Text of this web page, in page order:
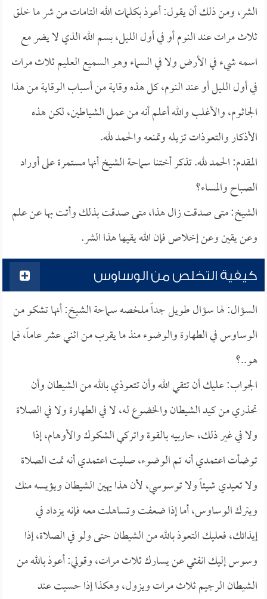
الشر، ومن ذلك أن يقول: أعوذ بكلمات الله التامات من شر ما خلق
ثلاث مرات عند النوم أو في أول الليل، بسم الله الذي لا يضر مع
اسمه شيء في الأرض ولا في السماء وهو السميع العليم ثلاث مرات
في أول الليل أو عند النوم، كل هذه وقاية من أسباب الوقاية من هذا
الجاثوم، والأغلب والله أعلم أنه من عمل الشياطين، لكن هذه
الأذكار والتعوذات تزيله وتمنعه والحمد لله.
المقدم: الحمد لله. تذكر أختنا سماحة الشيخ أنها مستمرة على أوراد
الصباح والمساء؟
الشيخ: متى صدقت زال هذا، متى صدقت بذلك وأتت بها عن علم
وعن يقين وعن إخلاص فإن الله يقيها هذا الشر.
كيفية التخلص من الوساوس
السؤال: لها سؤال طويل جداً ملخصه سماحة الشيخ: أنها تشكو من
الوساوس في الطهارة والوضوء منذ ما يقرب من اثني عشر عاماً، فما
هو..؟
الجواب: عليك أن تتقي الله وأن تتعوذي بالله من الشيطان وأن
تحذري من كيد الشيطان والخضوع له، لا في الطهارة ولا في الصلاة
ولا في غير ذلك، حاربيه بالقوة واتركي الشكوك والأوهام، إذا
توضأت اعتمدي أنه تم الوضوء، صليت اعتمدي أنه تمت الصلاة
ولا تعيدي شيئاً ولا توسوسي، لأن هذا يهين الشيطان ويؤيسه منك
ويترك الوساوس، أما إذا ضعفت وتساهلت معه فإنه يزداد في
إيذائك، فعليك التعوذ بالله من الشيطان حتى ولو في الصلاة، إذا
وسوس إليك انفثي عن يسارك ثلاث مرات، وقولي: أعوذ بالله من
الشيطان الرجيم ثلاث مرات ويزول، وهكذا إذا حسيت عند